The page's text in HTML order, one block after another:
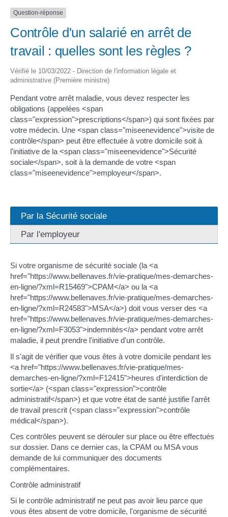
Question-réponse
Contrôle d'un salarié en arrêt de
travail : quelles sont les règles ?
Vérifié le 10/03/2022 - Direction de l'information légale et
administrative (Première ministre)
Pendant votre arrêt maladie, vous devez respecter les
obligations (appelées <span
class="expression">prescriptions</span>) qui sont fixées par
votre médecin. Une <span class="miseenevidence">visite de
contrôle</span> peut être effectuée à votre domicile soit à
l'initiative de la <span class="miseenevidence">Sécurité
sociale</span>, soit à la demande de votre <span
class="miseenevidence">employeur</span>.
Par la Sécurité sociale
Par l'employeur
Si votre organisme de sécurité sociale (la <a
href="https://www.bellenaves.fr/vie-pratique/mes-demarches-
en-ligne/?xml=R15469">CPAM</a> ou la <a
href="https://www.bellenaves.fr/vie-pratique/mes-demarches-
en-ligne/?xml=R24583">MSA</a>) doit vous verser des <a
href="https://www.bellenaves.fr/vie-pratique/mes-demarches-
en-ligne/?xml=F3053">indemnités</a> pendant votre arrêt
maladie, il peut prendre l'initiative d'un contrôle.
Il s'agit de vérifier que vous êtes à votre domicile pendant les
<a href="https://www.bellenaves.fr/vie-pratique/mes-
demarches-en-ligne/?xml=F12415">heures d'interdiction de
sortie</a> (<span class="expression">contrôle
administratif</span>) et que votre état de santé justifie l'arrêt
de travail prescrit (<span class="expression">contrôle
médical</span>).
Ces contrôles peuvent se dérouler sur place ou être effectués
sur dossier. Dans ce dernier cas, la CPAM ou MSA vous
demande de lui communiquer des documents
complémentaires.
Contrôle administratif
Si le contrôle administratif ne peut pas avoir lieu parce que
vous êtes absent de votre domicile, l'organisme de sécurité